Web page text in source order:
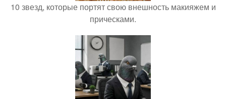
10 звезд, которые портят свою внешность макияжем и
прическами.